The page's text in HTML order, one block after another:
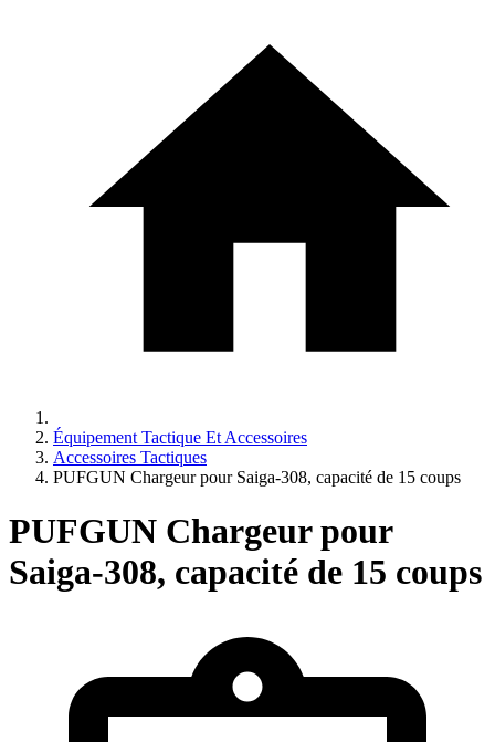
Équipement Tactique Et Accessoires
Accessoires Tactiques
PUFGUN Chargeur pour Saiga-308, capacité de 15 coups
PUFGUN Chargeur pour
Saiga-308, capacité de 15 coups